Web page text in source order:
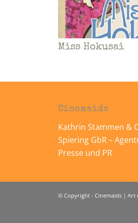
Miss Hokusai
Cinemaids
Kathrin Stammen &
Spiering GbR –
Presse und PR
© Copyright - Cinemaids |